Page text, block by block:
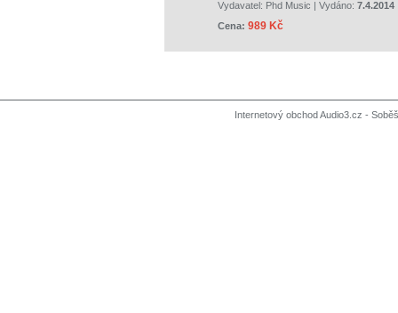
Vydavatel: Phd Music | Vydáno: 7.4.2014
Cena: 989 Kč
Internetový obchod Audio3.cz -